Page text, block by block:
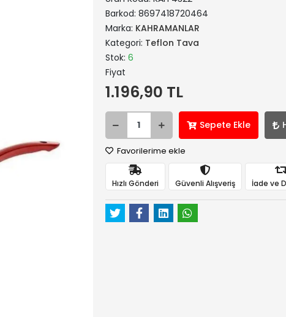
Barkod: 8697418720464
Marka: KAHRAMANLAR
Kategori: Teflon Tava
Stok: 6
Fiyat
1.196,90 TL
Sepete Ekle
Favorilerime ekle
Hızlı Gönderi Güvenli Alışveriş İade ve